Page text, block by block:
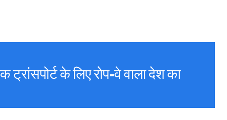
ट्रांसपोर्ट के लिए रोप-वे वाला देश का